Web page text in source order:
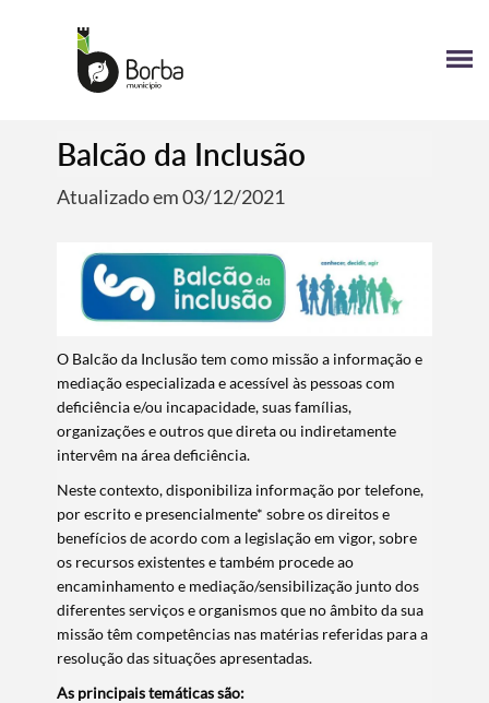
Balcão da Inclusão
Atualizado em 03/12/2021
O Balcão da Inclusão tem como missão a informação e
mediação especializada e acessível às pessoas com
deficiência e/ou incapacidade, suas famílias,
organizações e outros que direta ou indiretamente
intervêm na área deficiência.
​Neste contexto, disponibiliza informação por telefone,
por escrito e presencialmente* sobre os direitos e
benefícios de acordo com a legislação em vigor, sobre
os recursos existentes e também procede ao
encaminhamento e mediação/sensibilização junto dos
diferentes serviços e organismos que no âmbito da sua
missão têm competências nas matérias referidas para a
resolução das situações apresentadas.
As principais temáticas são: